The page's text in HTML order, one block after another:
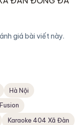
giá bài viết này.
Hà Nội
Karaoke 404 Xã Đàn